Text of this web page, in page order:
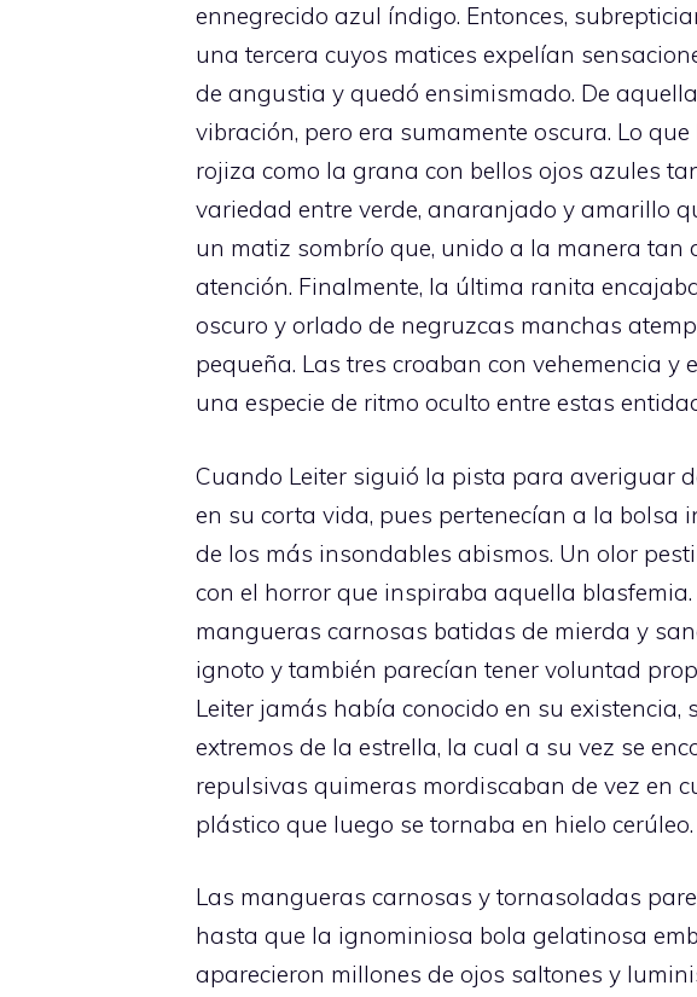
ennegrecido azul índigo. Entonces,
una tercera cuyos matices expelían
de angustia y quedó ensimismado. De
vibración, pero era sumamente oscura. Lo
rojiza como la grana con bellos ojos azules
variedad entre verde, anaranjado y amarillo
un matiz sombrío que, unido a la manera tan
atención. Finalmente, la última ranita
oscuro y orlado de negruzcas manchas
pequeña. Las tres croaban con vehemencia
una especie de ritmo oculto entre estas
Cuando Leiter siguió la pista para averiguar
en su corta vida, pues pertenecían a la bolsa
de los más insondables abismos. Un olor
con el horror que inspiraba aquella
mangueras carnosas batidas de mierda y
ignoto y también parecían tener voluntad
Leiter jamás había conocido en su
extremos de la estrella, la cual a su vez se
repulsivas quimeras mordiscaban de vez en
plástico que luego se tornaba en hielo cerúleo.
Las mangueras carnosas y tornasoladas
hasta que la ignominiosa bola gelatinosa
aparecieron millones de ojos saltones y